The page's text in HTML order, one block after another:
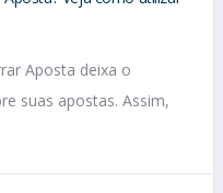
Aposta deixa o
suas apostas. Assim,